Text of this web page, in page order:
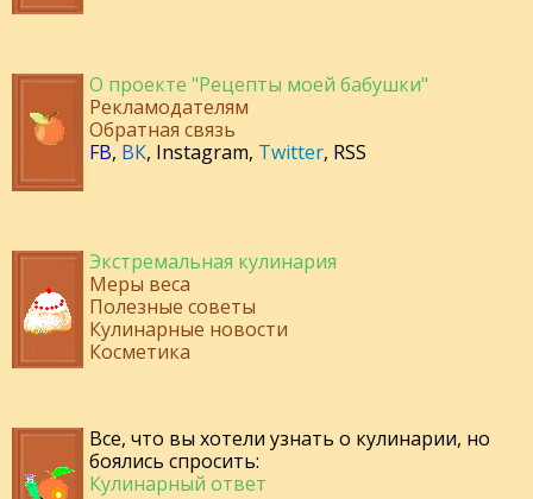
О проекте "Рецепты моей бабушки"
Рекламодателям
Обратная связь
FB, ВК, Instagram, Twitter, RSS
Экстремальная кулинария
Меры веса
Полезные советы
Кулинарные новости
Косметика
Все, что вы хотели узнать о кулинарии, но
боялись спросить:
Кулинарный ответ